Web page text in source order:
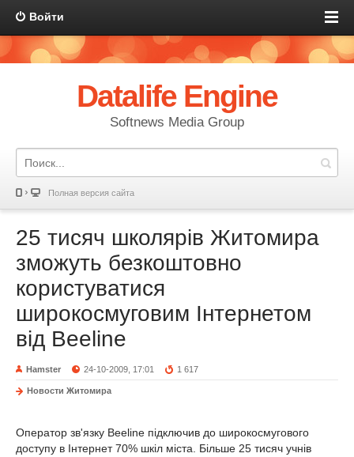
Войти
Datalife Engine
Softnews Media Group
Полная версия сайта
25 тисяч школярів Житомира
зможуть безкоштовно
користуватися
широкосмуговим Інтернетом
від Beeline
Hamster 24-10-2009, 17:01 1 617
Новости Житомира
Оператор зв'язку Beeline підключив до широкосмугового
доступу в Інтернет 70% шкіл міста. Більше 25 тисяч учнів